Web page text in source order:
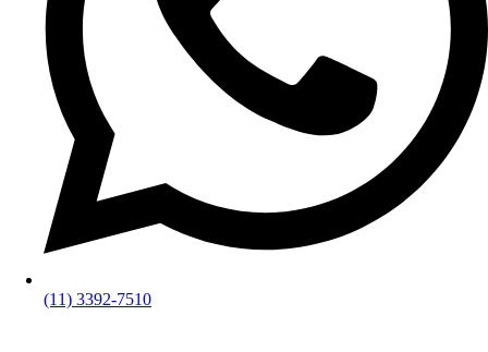
(11) 3392-7510